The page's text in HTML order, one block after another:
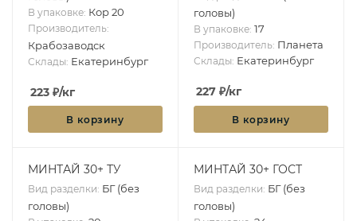
В упаковке: Кор 20
Производитель:
Крабозаводск
Склады: Екатеринбург
223 ₽/кг
В корзину
головы)
В упаковке: 17
Производитель: Планета
Склады: Екатеринбург
227 ₽/кг
В корзину
МИНТАЙ 30+ ТУ
Вид разделки: БГ (без
головы)
МИНТАЙ 30+ ГОСТ
Вид разделки: БГ (без
головы)